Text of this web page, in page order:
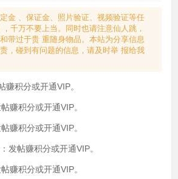
金 、保证金、照片验证、视频验证等任
千万不要上当。同时也请注意仙人跳，
带过于贵 重随身物品。本站为分享信息
，碰到有问题的信息，请及时举 报给我
赚积分或开通VIP。
赚积分或开通VIP。
赚积分或开通VIP。
发帖赚积分或开通VIP。
赚积分或开通VIP。